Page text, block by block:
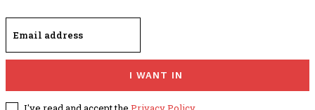
I WANT IN